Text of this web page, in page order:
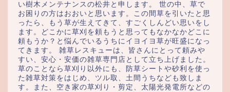
い樹木メンテナンスの松井と申します。 世の中、草で
お困りの方はおおいと思います。この間草を引いたと思
ったら、もう草が生えてきて、すごくしんどい思いをし
ます。どこかに草刈を頼もうと思ってもなかなかどこに
頼もうか？と悩んでいるうちにイヨイヨ草が旺盛になっ
てきます。 雑草レスキューは、皆さんにとって頼みや
すい、安心・安価の雑草専門店として立ち上げました。
草のことなら草刈り以外にも、防草シートや砂利を使っ
た雑草対策をはじめ、ツル取、土間うちなども致しま
す。また、空き家の草刈り・剪定、太陽光発電所などの